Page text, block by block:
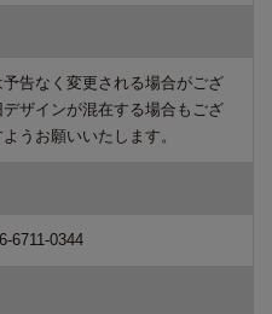
告なく変更される場合がござ
ザインが混在する場合もござ
うお願いいたします。
6711-0344